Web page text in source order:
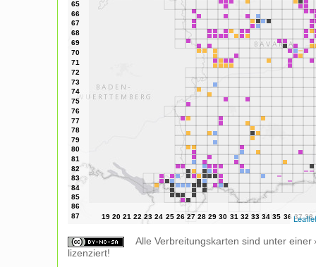
Leaflet
Alle Verbreitungskarten sind unter einer
lizenziert!